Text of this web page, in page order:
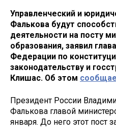
Управленческий и
Фалькова будут
деятельности на посту
образования, заявил
Федерации по
законодательству и
Клишас. Об этом
Президент России
Фалькова главой
января. До него этот пост